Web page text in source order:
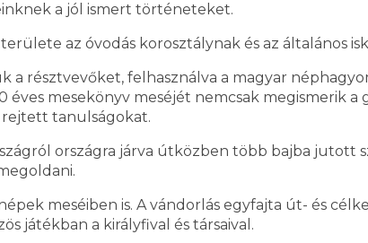
a jól ismert történeteket.
az óvodás korosztálynak és az általános
a résztvevőket, felhasználva a magyar
mesekönyv meséjét nemcsak megismerik a
tanulságokat.
országra járva útközben több bajba jutott
meséiben is. A vándorlás egyfajta út- és
játékban a királyfival és társaival.